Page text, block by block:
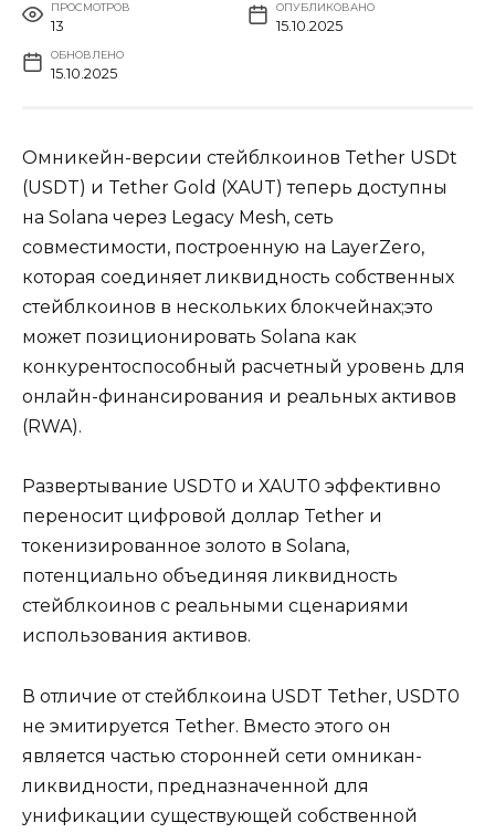
ПРОСМОТРОВ
13
ОПУБЛИКОВАНО
15.10.2025
ОБНОВЛЕНО
15.10.2025
Омникейн-версии стейблкоинов Tether USDt
(USDT) и Tether Gold (XAUT) теперь доступны
на Solana через Legacy Mesh, сеть
совместимости, построенную на LayerZero,
которая соединяет ликвидность собственных
стейблкоинов в нескольких блокчейнах;это
может позиционировать Solana как
конкурентоспособный расчетный уровень для
онлайн-финансирования и реальных активов
(RWA).
Развертывание USDT0 и XAUT0 эффективно
переносит цифровой доллар Tether и
токенизированное золото в Solana,
потенциально объединяя ликвидность
стейблкоинов с реальными сценариями
использования активов.
В отличие от стейблкоина USDT Tether, USDT0
не эмитируется Tether. Вместо этого он
является частью сторонней сети омникан-
ликвидности, предназначенной для
унификации существующей собственной